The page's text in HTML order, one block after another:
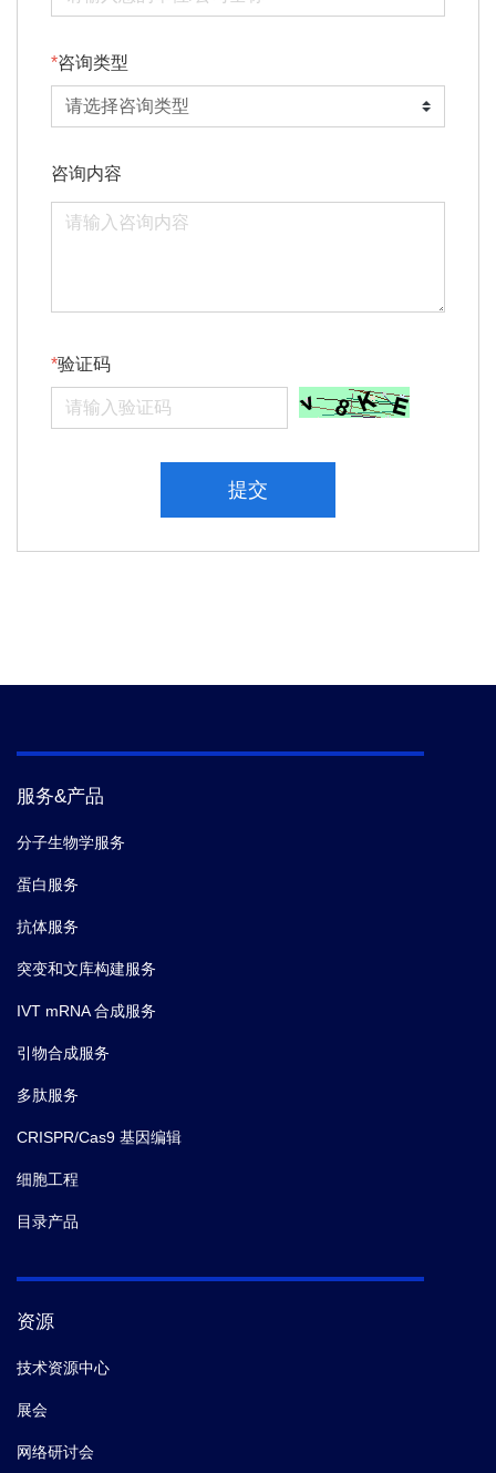
咨询类型
咨询内容
验证码
提交
服务&产品
分子生物学服务
蛋白服务
抗体服务
突变和文库构建服务
IVT mRNA 合成服务
引物合成服务
多肽服务
CRISPR/Cas9 基因编辑
细胞工程
目录产品
资源
技术资源中心
展会
网络研讨会